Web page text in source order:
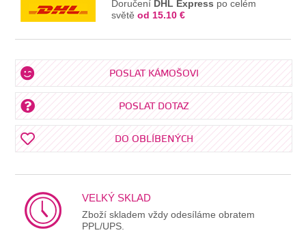
Doručení DHL Express po celém
světěod 15.10 €
POSLAT KÁMOŠOVI
POSLAT DOTAZ
DO OBLÍBENÝCH
VELKÝ SKLAD
Zboží skladem vždy odesíláme obratem
PPL/UPS.